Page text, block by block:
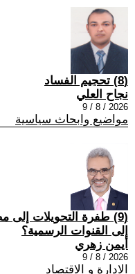
(8) تحجيم الفساد
نجاح العلي
2026 / 8 / 9
مواضيع وابحاث سياسية
(9) طفرة التحويلات
إلى القنوات الرسمية؟
أيمن زهري
2026 / 8 / 9
الادارة و الاقتصاد